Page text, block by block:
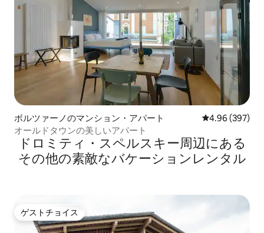
ボルツァーノのマンション・アパート レビュー397
4.96 (397)
オールドタウンの美しいアパート
ドロミティ・スペルスキー⁠周⁠辺⁠に⁠あ⁠る
そ⁠の⁠他⁠の素⁠敵⁠なバ⁠ケ⁠ー⁠シ⁠ョ⁠ン⁠レ⁠ン⁠タ⁠ル
ゲストチョイス
ゲストチョイス